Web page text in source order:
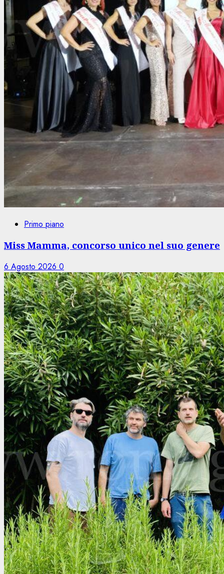
Primo piano
Miss Mamma, concorso unico nel suo genere
6 Agosto 2026 0